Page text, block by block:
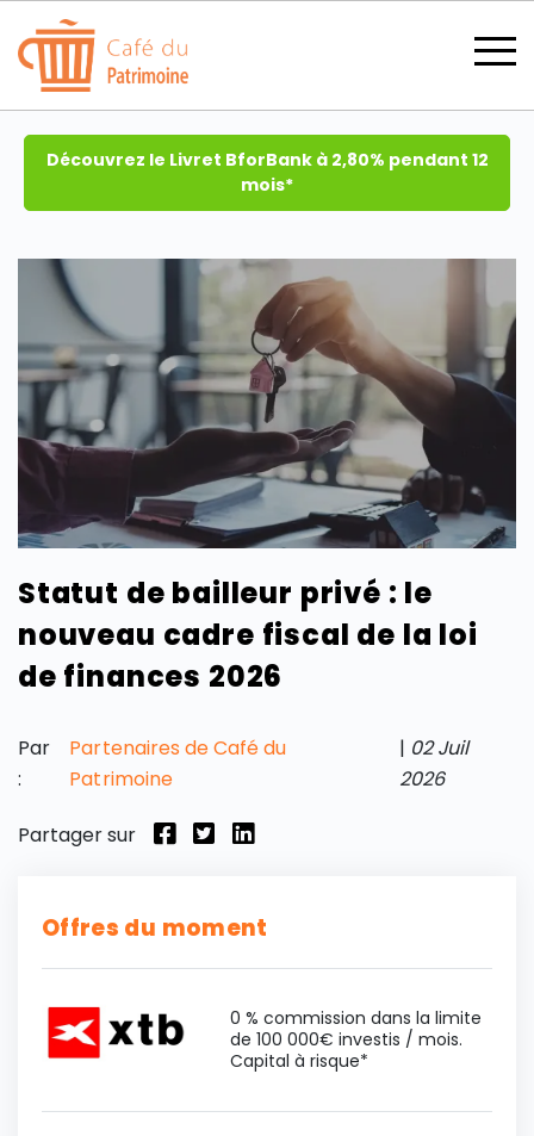
SECTIONS
CATÉGORIES
TOUS LES THÈMES
Découvrez le Livret BforBank à 2,80% pendant 12
mois*
Statut de bailleur privé : le
nouveau cadre fiscal de la loi
de finances 2026
Par
:
Partenaires de Café du
Patrimoine
| 02 Juil
2026
Partager sur
Offres du moment
0 % commission dans la limite
de 100 000€ investis / mois.
Capital à risque*